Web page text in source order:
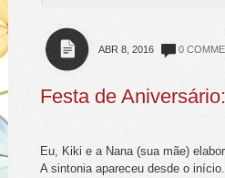
ABR 8, 2016 0
Festa de
Eu, Kiki e a Nana (sua mãe)
A sintonia apareceu desde o início.